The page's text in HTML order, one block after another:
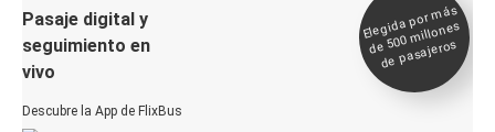
Pasaje digital y
seguimiento en
vivo
Descubre la App de FlixBus
Elegida por
más
de 500
millones
de pasajeros